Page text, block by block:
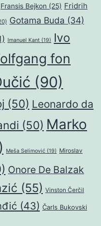
Fransis Bejkon (25) Fridrih
Gotama Buda (34)
Imanuel Kant (19)
Ivo
fon
(90)
(50) Leonardo da
(50) Marko
Meša Selimović (19) Miroslav
Onore De Balzak
(55) Vinston Čerčil
(43) Čarls Bukovski